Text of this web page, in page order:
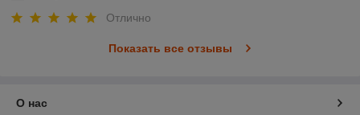
Отлично
Показать все отзывы
О нас